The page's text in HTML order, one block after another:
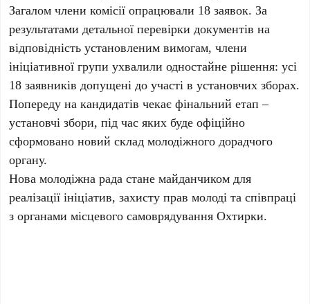
Загалом члени комісії опрацювали 18 заявок. За
результатами детальної перевірки документів на
відповідність установленим вимогам, члени
ініціативної групи ухвалили одностайне рішення: усі
18 заявників допущені до участі в установчих зборах.
Попереду на кандидатів чекає фінальний етап –
установчі збори, під час яких буде офіційно
сформовано новий склад молодіжного дорадчого
органу.
Нова молодіжна рада стане майданчиком для
реалізації ініціатив, захисту прав молоді та співпраці
з органами місцевого самоврядування Охтирки.